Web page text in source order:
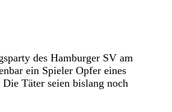
des Hamburger SV am
ein Spieler Opfer eines
Täter seien bislang noch